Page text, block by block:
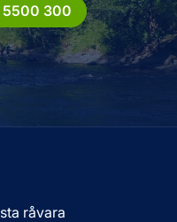
300
råvara